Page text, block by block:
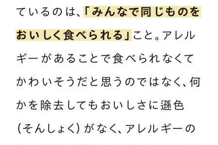
ているのは、
「みんなで同じものを
おいしく食べられる」 こと。アレル
ギーがあることで食べられなくて
かわいそうだと思うのではなく、何
かを除去してもおいしさに遜色
（そんしょく）がなく、アレルギーの